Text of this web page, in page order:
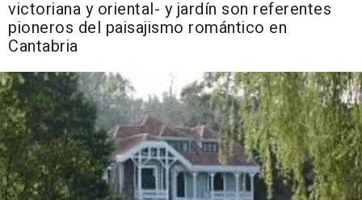
victoriana y oriental- y jardín son referentes
pioneros del paisajismo romántico en
Cantabria